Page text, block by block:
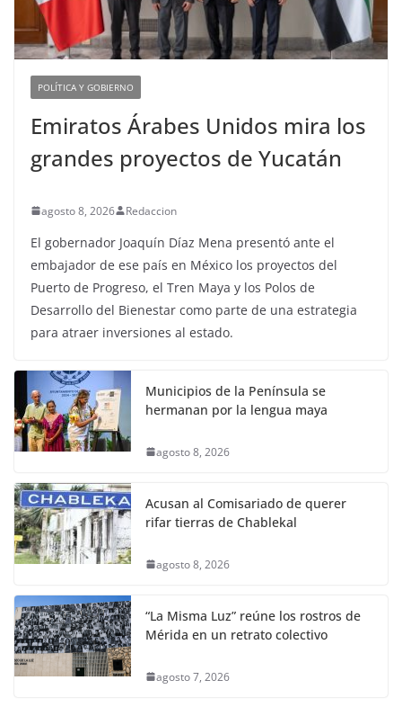
POLÍTICA Y GOBIERNO
Emiratos Árabes Unidos mira los
grandes proyectos de Yucatán
agosto 8, 2026 Redaccion
El gobernador Joaquín Díaz Mena presentó ante el
embajador de ese país en México los proyectos del
Puerto de Progreso, el Tren Maya y los Polos de
Desarrollo del Bienestar como parte de una estrategia
para atraer inversiones al estado.
Municipios de la Península se
hermanan por la lengua maya
agosto 8, 2026
Acusan al Comisariado de querer
rifar tierras de Chablekal
agosto 8, 2026
“La Misma Luz” reúne los rostros de
Mérida en un retrato colectivo
agosto 7, 2026